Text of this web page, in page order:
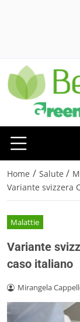
Home / Salute /
Variante svizzera
Malattie
Variante
caso italiano
Mirangela